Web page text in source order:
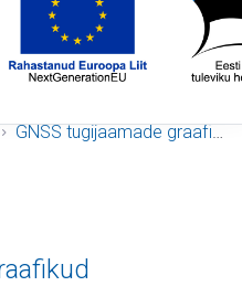
GNSS tugijaamade graafikud